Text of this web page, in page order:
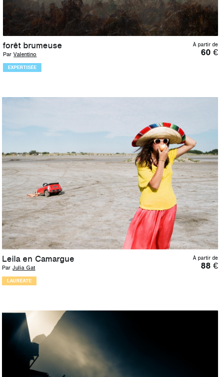
forêt brumeuse
Par Valentino
EXPERTISÉE
À partir de
60€
Leila en Camargue
Par Julia Gat
LAURÉATE
À partir de
88€